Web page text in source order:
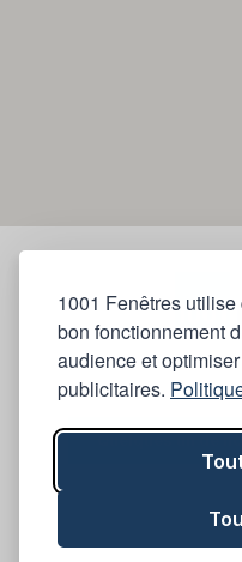
1001 Fenêtres
bon fonctionnement
audience et
publicitaires.